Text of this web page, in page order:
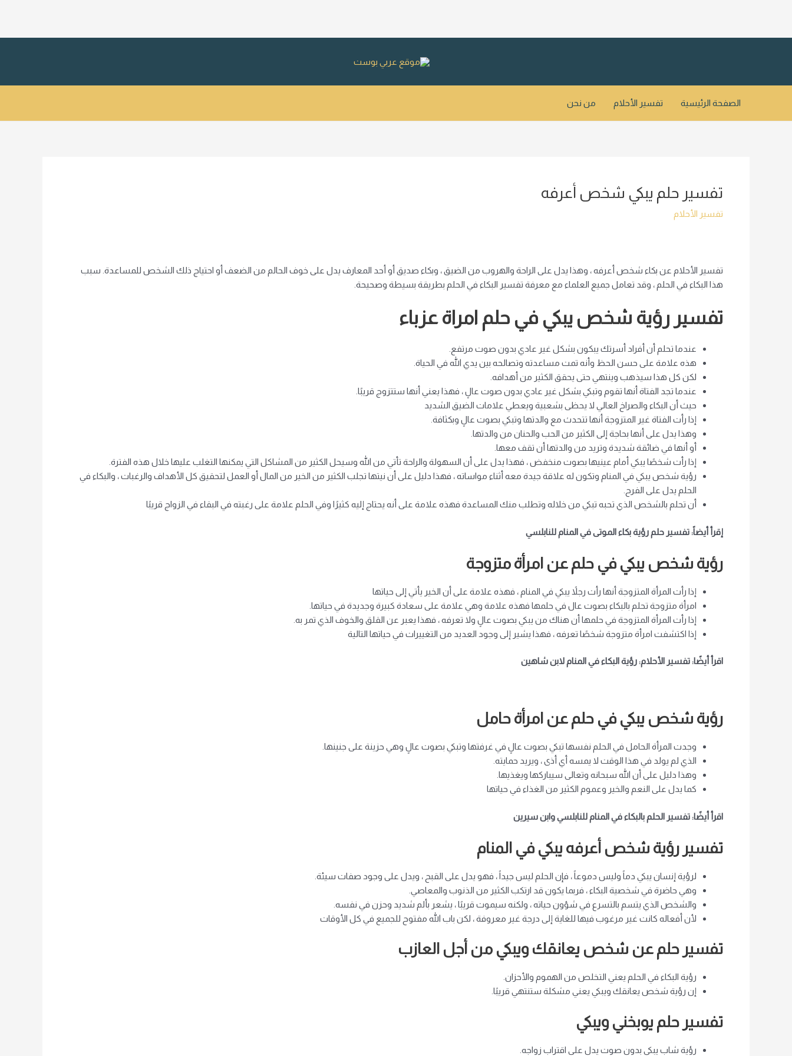
الصفحة الرئيسية تفسير الأحلام من نحن
تفسير حلم يبكي شخص أعرفه
تفسير الأحلام
تفسير الأحلام عن بكاء شخص أعرفه ، وهذا يدل على الراحة والهروب من الضيق ، وبكاء صديق أو أحد المعارف يدل على خوف الحالم من الضعف أو احتياج ذلك الشخص للمساعدة. سبب
هذا البكاء في الحلم ، وقد تعامل جميع العلماء مع معرفة تفسير البكاء في الحلم بطريقة بسيطة وصحيحة.
تفسير رؤية شخص يبكي في حلم امراة عزباء
عندما تحلم أن أفراد أسرتك يبكون بشكل غير عادي بدون صوت مرتفع.
هذه علامة على حسن الحظ وأنه تمت مساعدته وتصالحه بين يدي الله في الحياة.
لكن كل هذا سيذهب وينتهي حتى يحقق الكثير من أهدافه.
عندما تجد الفتاة أنها تقوم وتبكي بشكل غير عادي بدون صوت عالٍ ، فهذا يعني أنها ستتزوج قريبًا.
حيث أن البكاء والصراخ العالي لا يحظى بشعبية ويعطي علامات الضيق الشديد
إذا رأت الفتاة غير المتزوجة أنها تتحدث مع والدتها وتبكي بصوت عالٍ وبكثافة.
وهذا يدل على أنها بحاجة إلى الكثير من الحب والحنان من والدتها.
أو أنها في ضائقة شديدة وتريد من والدتها أن تقف معها.
إذا رأت شخصًا يبكي أمام عينيها بصوت منخفض ، فهذا يدل على أن السهولة والراحة تأتي من الله وسيحل الكثير من المشاكل التي يمكنها التغلب عليها خلال هذه الفترة.
رؤية شخص يبكي في المنام وتكون له علاقة جيدة معه أثناء مواساته ، فهذا دليل على أن نيتها تجلب الكثير من الخير من المال أو العمل لتحقيق كل الأهداف والرغبات ، والبكاء في
الحلم يدل على الفرح.
أن تحلم بالشخص الذي تحبه تبكي من خلاله وتطلب منك المساعدة فهذه علامة على أنه يحتاج إليه كثيرًا وفي الحلم علامة على رغبته في البقاء في الزواج قريبًا
إقرأ أيضاً: تفسير حلم رؤية بكاء الموتى في المنام للنابلسي
رؤية شخص يبكي في حلم عن امرأة متزوجة
إذا رأت المرأة المتزوجة أنها رأت رجلاً يبكي في المنام ، فهذه علامة على أن الخير يأتي إلى حياتها
امرأة متزوجة تحلم بالبكاء بصوت عال في حلمها فهذه علامة وهي علامة على سعادة كبيرة وجديدة في حياتها.
إذا رأت المرأة المتزوجة في حلمها أن هناك من يبكي بصوت عالٍ ولا تعرفه ، فهذا يعبر عن القلق والخوف الذي تمر به.
إذا اكتشفت امرأة متزوجة شخصًا تعرفه ، فهذا يشير إلى وجود العديد من التغييرات في حياتها التالية
اقرأ أيضًا: تفسير الأحلام: رؤية البكاء في المنام لابن شاهين
رؤية شخص يبكي في حلم عن امرأة حامل
وجدت المرأة الحامل في الحلم نفسها تبكي بصوت عالٍ في غرفتها وتبكي بصوت عالٍ وهي حزينة على جنينها.
الذي لم يولد في هذا الوقت لا يمسه أي أذى ، ويريد حمايته.
وهذا دليل على أن الله سبحانه وتعالى سيباركها ويغذيها.
كما يدل على النعم والخير وعموم الكثير من الغذاء في حياتها
اقرأ أيضًا: تفسير الحلم بالبكاء في المنام للنابلسي وابن سيرين
تفسير رؤية شخص أعرفه يبكي في المنام
لرؤية إنسان يبكي دماً وليس دموعاً ، فإن الحلم ليس جيداً ، فهو يدل على القبح ، ويدل على وجود صفات سيئة.
وهي حاضرة في شخصية البكاء ، فربما يكون قد ارتكب الكثير من الذنوب والمعاصي.
والشخص الذي يتسم بالتسرع في شؤون حياته ، ولكنه سيموت قريبًا ، يشعر بألم شديد وحزن في نفسه.
لأن أفعاله كانت غير مرغوب فيها للغاية إلى درجة غير معروفة ، لكن باب الله مفتوح للجميع في كل الأوقات
تفسير حلم عن شخص يعانقك ويبكي من أجل العازب
رؤية البكاء في الحلم يعني التخلص من الهموم والأحزان.
إن رؤية شخص يعانقك ويبكي يعني مشكلة ستنتهي قريبًا.
تفسير حلم يوبخني ويبكي
رؤية شاب يبكي بدون صوت يدل على اقتراب زواجه.